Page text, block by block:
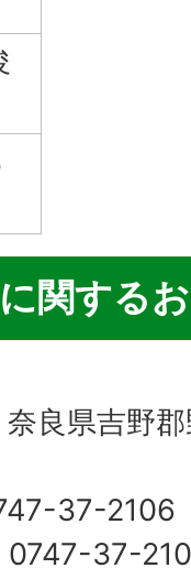
関する
良県吉野郡
37-2106
0747-37-